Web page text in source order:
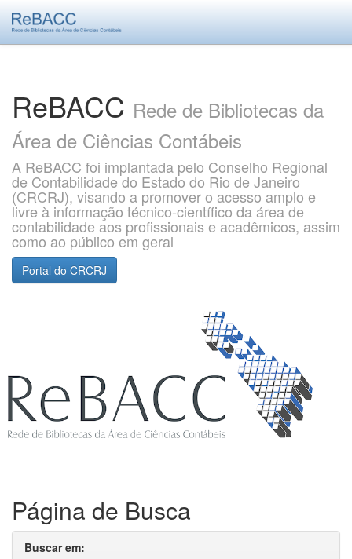
ReBACC Rede de Bibliotecas da
Área de Ciências Contábeis
A ReBACC foi implantada pelo Conselho Regional
de Contabilidade do Estado do Rio de Janeiro
(CRCRJ), visando a promover o acesso amplo e
livre à informação técnico-científico da área de
contabilidade aos profissionais e acadêmicos, assim
como ao público em geral
Portal do CRCRJ
Página de Busca
Buscar em: